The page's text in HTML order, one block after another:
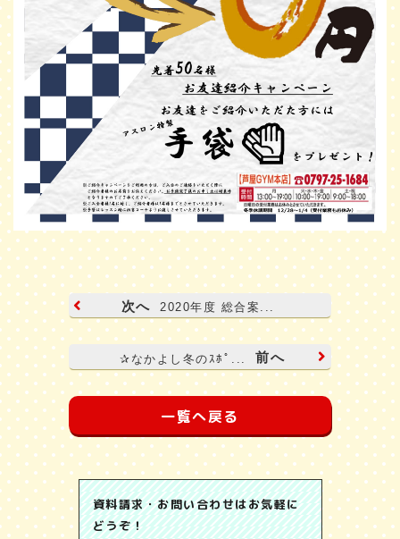
次へ 2020年度 総合案...
✰なかよし冬のｽﾎﾟ... 前へ
一覧へ戻る
資料請求・お問い合わせはお気軽に
どうぞ！